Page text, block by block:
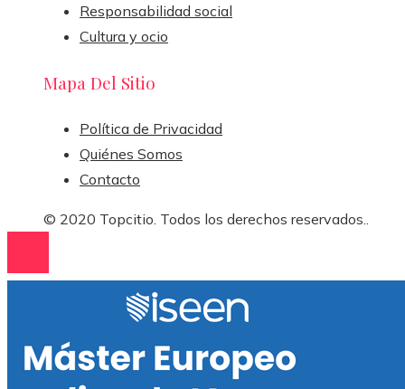
Responsabilidad social
Cultura y ocio
Mapa Del Sitio
Política de Privacidad
Quiénes Somos
Contacto
© 2020 Topcitio. Todos los derechos reservados..